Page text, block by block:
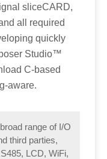
sliceCARD,
all required
quickly
Studio™
C-based
aware.
range of I/O
third parties,
LCD, WiFi,